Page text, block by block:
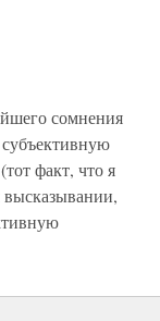
сомнения
факт, что я